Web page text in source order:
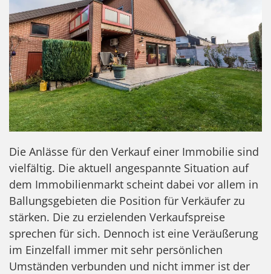
Die Anlässe für den Verkauf einer Immobilie sind
vielfältig. Die aktuell angespannte Situation auf
dem Immobilienmarkt scheint dabei vor allem in
Ballungsgebieten die Position für Verkäufer zu
stärken. Die zu erzielenden Verkaufspreise
sprechen für sich. Dennoch ist eine Veräußerung
im Einzelfall immer mit sehr persönlichen
Umständen verbunden und nicht immer ist der